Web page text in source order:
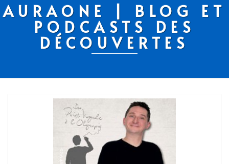
AURAONE | BLOG ET
PODCASTS DES
DÉCOUVERTES